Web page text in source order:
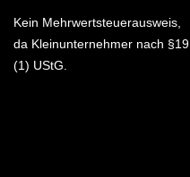
Kein Mehrwertsteuerausweis,
da Kleinunternehmer nach §19
(1) UStG.